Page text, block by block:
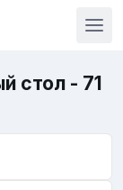
стол - 71